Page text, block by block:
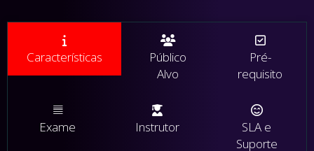
Características
Público
Alvo
Pré-
requisito
Exame Instrutor
SLA e
Suporte